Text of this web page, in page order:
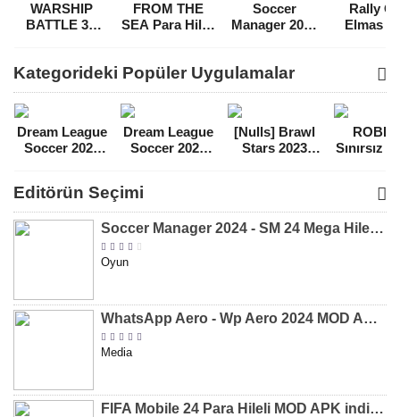
WARSHIP
BATTLE 3D
MOD APK
[v3.6.8]
FROM THE
SEA Para Hileli
Soccer
Manager 2022
[v1.5.0]
Rally
Elmas
Kategorideki Popüler Uygulamalar
Dream League
Soccer 2021
[v8.31]
Dream League
Soccer 2022
[Nulls] Brawl
Stars 2023
Sınırsız
Editörün Seçimi
Soccer Manager 2024 - SM 24 Mega Hileli MOD APK indir [v3.0.0]
Oyun
WhatsApp Aero - Wp Aero 2024 MOD APK indir [v10.0.2]
Media
FIFA Mobile 24 Para Hileli MOD APK indir [v20.1.02]